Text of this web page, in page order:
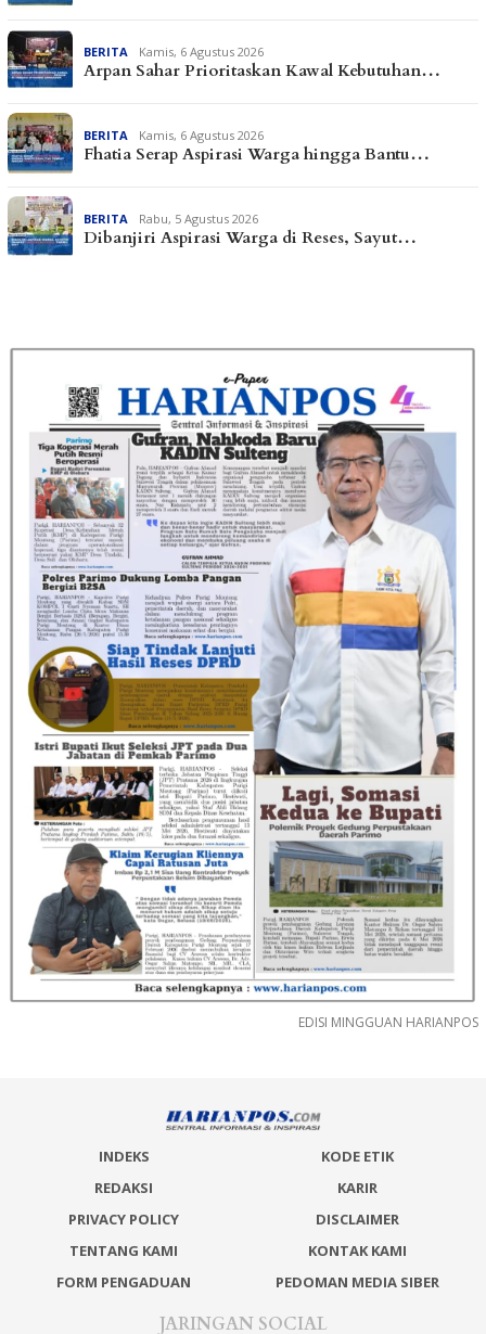
BERITA Kamis, 6 Agustus 2026
Arpan Sahar Prioritaskan Kawal Kebutuhan…
BERITA Kamis, 6 Agustus 2026
Fhatia Serap Aspirasi Warga hingga Bantu…
BERITA Rabu, 5 Agustus 2026
Dibanjiri Aspirasi Warga di Reses, Sayut…
EDISI MINGGUAN HARIANPOS
INDEKS
KODE ETIK
REDAKSI
KARIR
PRIVACY POLICY
DISCLAIMER
TENTANG KAMI
KONTAK KAMI
FORM PENGADUAN
PEDOMAN MEDIA SIBER
JARINGAN SOCIAL